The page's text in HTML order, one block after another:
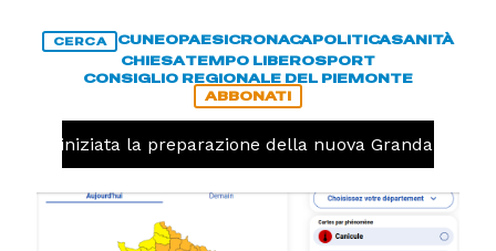
CERCA CUNEOPAESICRONACAPOLITICASANITÀ
CHIESATEMPO LIBEROSPORT
CONSIGLIO REGIONALE DEL PIEMONTE
ABBONATI
iniziata la preparazione della nuova Granda Volley